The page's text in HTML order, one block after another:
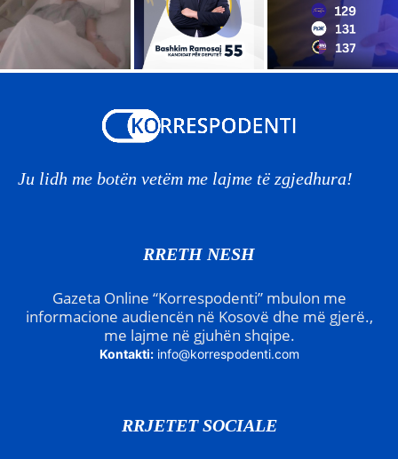
Ju lidh me botën vetëm me lajme të zgjedhura!
RRETH NESH
Gazeta Online “Korrespodenti” mbulon me
informacione audiencën në Kosovë dhe më gjerë.,
me lajme në gjuhën shqipe.
Kontakti: info@korrespodenti.com
RRJETET SOCIALE